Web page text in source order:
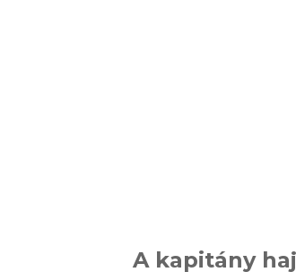
A kapitány